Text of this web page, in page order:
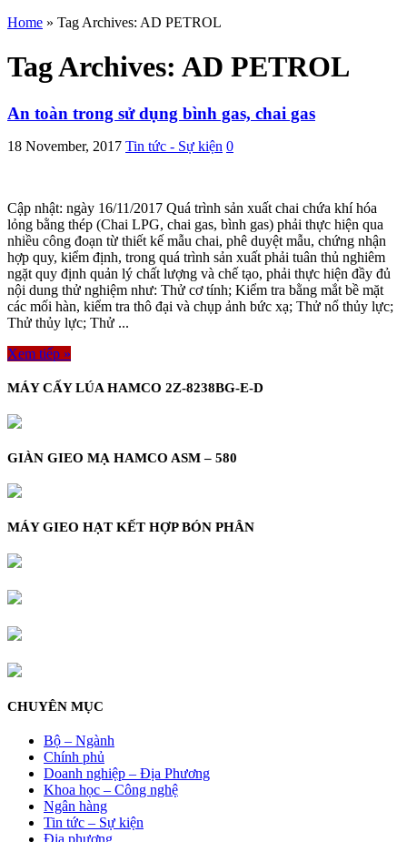
Home » Tag Archives: AD PETROL
Tag Archives: AD PETROL
An toàn trong sử dụng bình gas, chai gas
18 November, 2017 Tin tức - Sự kiện 0
Cập nhật: ngày 16/11/2017 Quá trình sản xuất chai chứa khí hóa
lỏng bằng thép (Chai LPG, chai gas, bình gas) phải thực hiện qua
nhiều công đoạn từ thiết kế mẫu chai, phê duyệt mẫu, chứng nhận
hợp quy, kiểm định, trong quá trình sản xuất phải tuân thủ nghiêm
ngặt quy định quản lý chất lượng và chế tạo, phải thực hiện đầy đủ
nội dung thử nghiệm như: Thử cơ tính; Kiểm tra bằng mắt bề mặt
các mối hàn, kiểm tra thô đại và chụp ảnh bức xạ; Thử nổ thủy lực;
Thử thủy lực; Thử ...
Xem tiếp »
MÁY CẤY LÚA HAMCO 2Z-8238BG-E-D
GIÀN GIEO MẠ HAMCO ASM – 580
MÁY GIEO HẠT KẾT HỢP BÓN PHÂN
CHUYÊN MỤC
Bộ – Ngành
Chính phủ
Doanh nghiệp – Địa Phương
Khoa học – Công nghệ
Ngân hàng
Tin tức – Sự kiện
Địa phương